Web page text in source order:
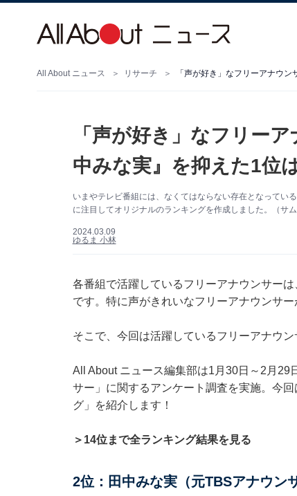
All About ニュース リサーチ 「声が好き」なフリーアナウ
「声が好き」なフリー
中みな実』を抑えた1位
いまやテレビ番組には、なくてはならない存在となってい
に注目してオリジナルのランキングを作成しました。（サ
2024.03.09
ゆるま 小林
各番組で活躍しているフリーアナウンサー
です。特に声がきれいなフリーアナウンサ
そこで、今回は活躍しているフリーアナウ
All About ニュース編集部は1月30日～2月
サー」に関するアンケート調査を実施。今
グ」を紹介します！
＞14位まで全ランキング結果を見る
2位：田中みな実（元TBSアナウン